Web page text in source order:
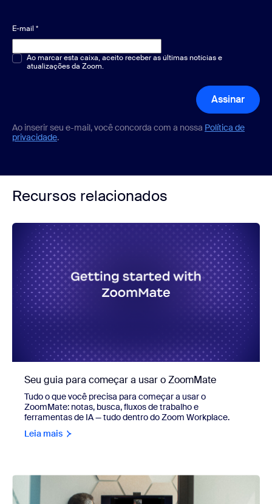
E-mail *
Múltipla escolha ou resposta única*
Ao marcar esta caixa, aceito receber as últimas notícias e
atualizações da Zoom.
Assinar
Ao inserir seu e-mail, você concorda com a nossa Política de
privacidade.
Recursos relacionados
Seu guia para começar a usar o ZoomMate
Tudo o que você precisa para começar a usar o
ZoomMate: notas, busca, fluxos de trabalho e
ferramentas de IA — tudo dentro do Zoom Workplace.
Leia mais